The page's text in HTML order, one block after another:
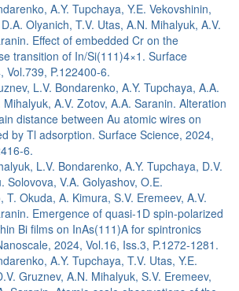
A.Y. Tupchaya, Y.E. Vekovshinin,
Olyanich, T.V. Utas, A.N. Mihalyuk, A.V.
Effect of embedded Cr on the
transition of In/Si(111)4×1. Surface
Vol.739, P.122400-6.
L.V. Bondarenko, A.Y. Tupchaya, A.A.
Mihalyuk, A.V. Zotov, A.A. Saranin. Alteration
distance between Au atomic wires on
by Tl adsorption. Surface Science, 2024,
6.
L.V. Bondarenko, A.Y. Tupchaya, D.V.
Solovova, V.A. Golyashov, O.E.
T. Okuda, A. Kimura, S.V. Eremeev, A.V.
Emergence of quasi-1D spin-polarized
Bi films on InAs(111)A for spintronics
2024, Vol.16, Iss.3, P.1272-1281.
A.Y. Tupchaya, T.V. Utas, Y.E.
Gruznev, A.N. Mihalyuk, S.V. Eremeev,